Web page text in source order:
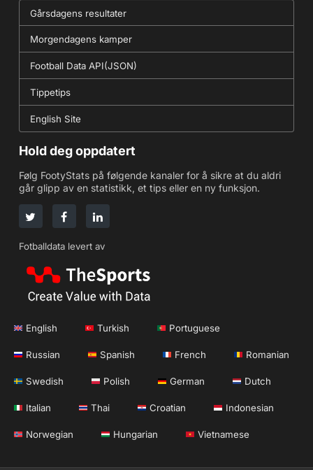
Gårsdagens resultater
Morgendagens kamper
Football Data API(JSON)
Tippetips
English Site
Hold deg oppdatert
Følg FootyStats på følgende kanaler for å sikre at du aldri
går glipp av en statistikk, et tips eller en ny funksjon.
Fotballdata levert av
English Turkish Portuguese
Russian Spanish French Romanian
Swedish Polish German Dutch
Italian Thai Croatian Indonesian
Norwegian Hungarian Vietnamese